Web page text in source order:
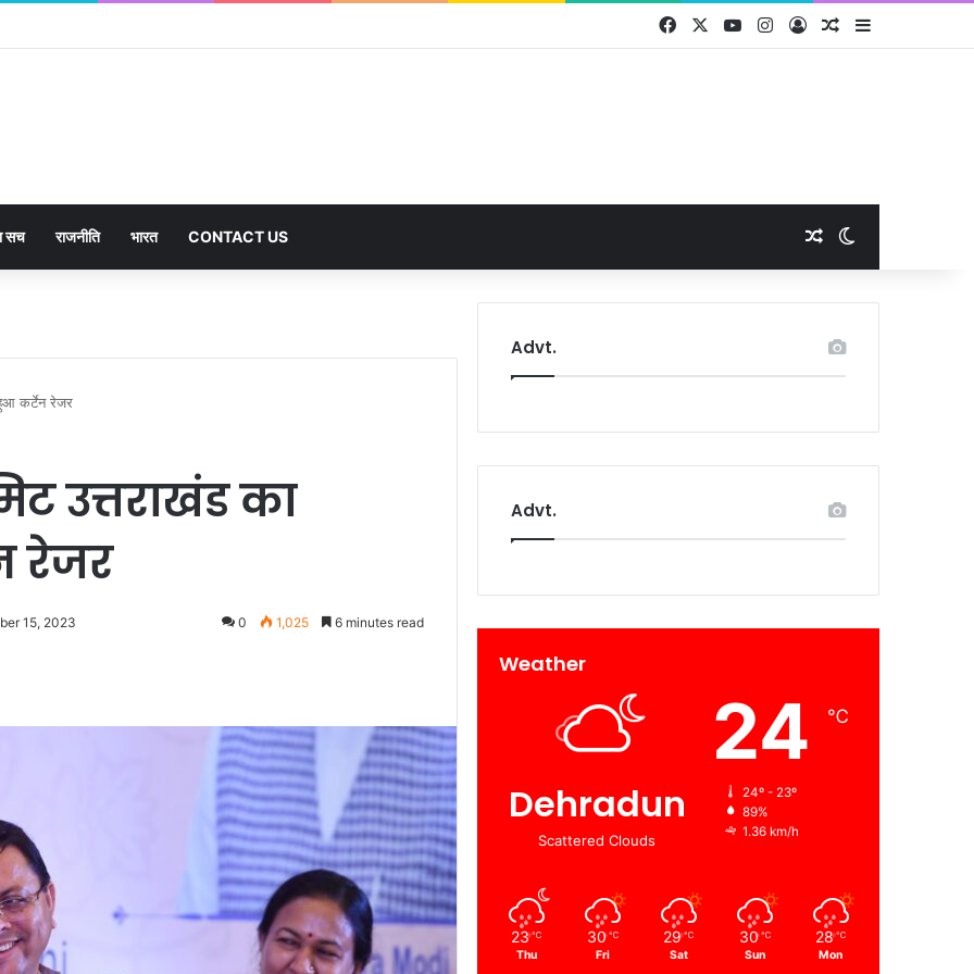
Facebook YouTubeInstagram
Log InRandom Article
सच राजनीति भारत CONTACT US Random Article
कर्टेन रेजर
उत्तराखंड का
रेजर
15, 2023 0 1,025 6 minutes read
Advt.
Advt.
Weather
Dehradun
Scattered Clouds
24 ℃
24º - 23º
89%
1.36 km/h
23 ℃
Thu
30 ℃
Fri
29 ℃
Sat
30 ℃
Sun
28 ℃
Mon